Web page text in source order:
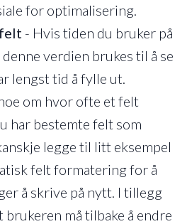
for optimalisering.
- Hvis tiden du bruker på
verdien brukes til å se
lengst tid å fylle ut.
om hvor ofte et felt
har bestemte felt som
legge til litt eksempel
felt formatering for å
å skrive på nytt. I tillegg
må tilbake å endre